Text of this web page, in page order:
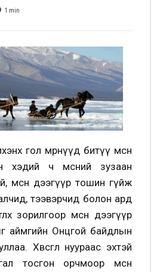
1 min
гол мөрнүүд битүү мөсөн
хэдий ч мөсний зузаан
мөсөн дээгүүр тошин гүйж
тээвэрчид болон ард
зорилгоор мөсөн дээгүүр
аймгийн Онцгой байдлын
Хөвсгөл нуураас эхтэй
тосгон орчмоор мөсөн